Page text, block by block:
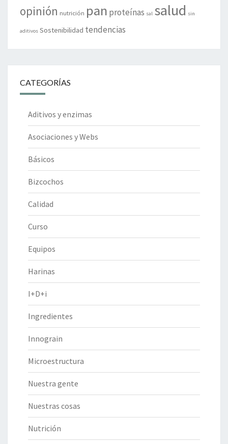
opinión nutrición pan proteínas sal salud sin
aditivos Sostenibilidad tendencias
CATEGORÍAS
Aditivos y enzimas
Asociaciones y Webs
Básicos
Bizcochos
Calidad
Curso
Equipos
Harinas
I+D+i
Ingredientes
Innograin
Microestructura
Nuestra gente
Nuestras cosas
Nutrición